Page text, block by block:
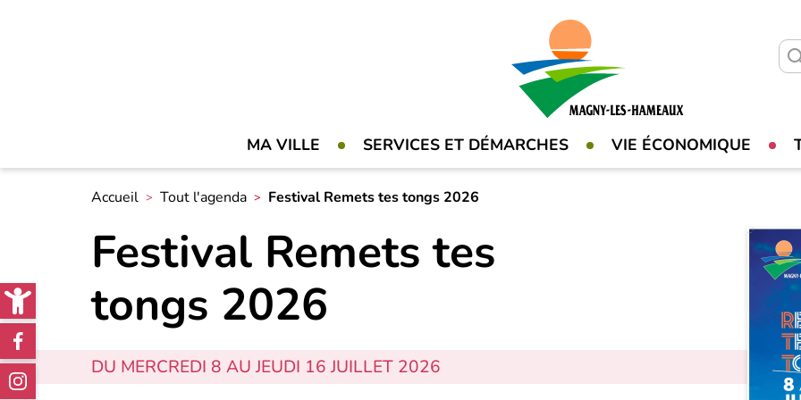
Open toolbar
MA VILLE SERVICES ET DÉMARCHES VIE ÉCONOMIQUE
Réseaux
sociaux
Accueil Tout l'agenda Festival Remets tes tongs 2026
Festival Remets tes
tongs 2026
DU MERCREDI 8 AU JEUDI 16 JUILLET 2026